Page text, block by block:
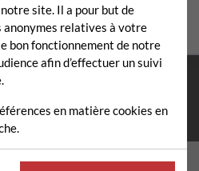
21 août 2026
assurée durant tout l'été. ☀️
site. Il a pour but de
relatives à votre
bon fonctionnement de notre
afin d’effectuer un suivi
en matière cookies en